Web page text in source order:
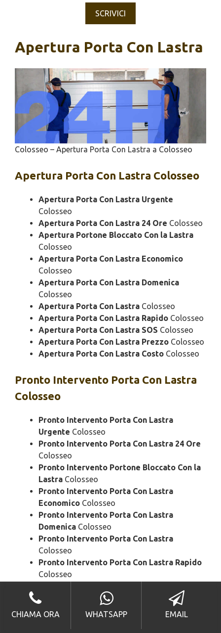
SCRIVICI
Apertura Porta Con Lastra
Colosseo – Apertura Porta Con Lastra a Colosseo
Apertura Porta Con Lastra Colosseo
Apertura Porta Con Lastra Urgente
Colosseo
Apertura Porta Con Lastra 24 Ore Colosseo
Apertura Portone Bloccato Con la Lastra
Colosseo
Apertura Porta Con Lastra Economico
Colosseo
Apertura Porta Con Lastra Domenica
Colosseo
Apertura Porta Con Lastra Colosseo
Apertura Porta Con Lastra Rapido Colosseo
Apertura Porta Con Lastra SOS Colosseo
Apertura Porta Con Lastra Prezzo Colosseo
Apertura Porta Con Lastra Costo Colosseo
Pronto Intervento Porta Con Lastra
Colosseo
Pronto Intervento Porta Con Lastra
Urgente Colosseo
Pronto Intervento Porta Con Lastra 24 Ore
Colosseo
Pronto Intervento Portone Bloccato Con la
Lastra Colosseo
Pronto Intervento Porta Con Lastra
Economico Colosseo
Pronto Intervento Porta Con Lastra
Domenica Colosseo
Pronto Intervento Porta Con Lastra
Colosseo
Pronto Intervento Porta Con Lastra Rapido
Colosseo
Colosseo
Pronto Intervento Porta Con Lastra Prezzo
CHIAMA ORA WHATSAPP EMAIL